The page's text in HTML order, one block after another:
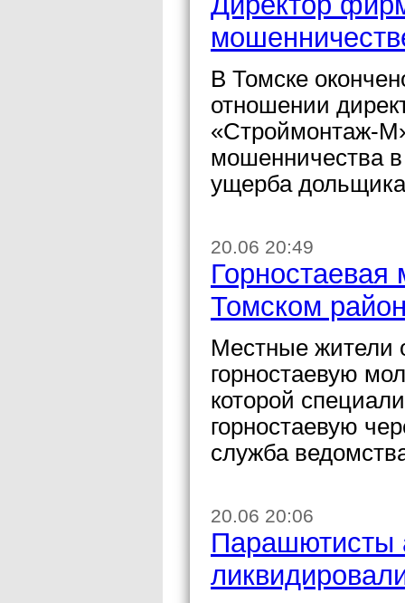
В Томске
отношении
«Строймонтаж-
мошенничества
ущерба
20.06 20:49
Горностаевая
Томском
Местные жители
горностаевую
которой
горностаевую
служба
20.06 20:06
Парашютисты